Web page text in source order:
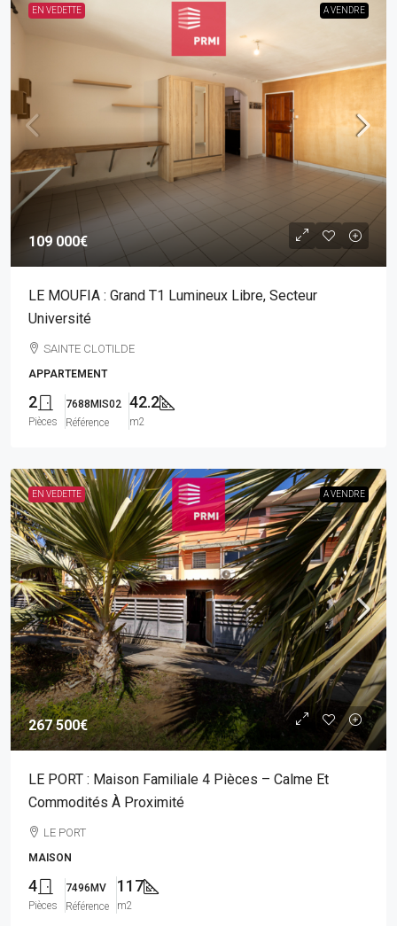
EN VEDETTE A VENDRE
109 000€
LE MOUFIA : Grand T1 Lumineux Libre, Secteur
Université
SAINTE CLOTILDE
APPARTEMENT
2
Pièces
7688MIS02
Référence
42.2
m2
EN VEDETTE A VENDRE
267 500€
LE PORT : Maison Familiale 4 Pièces – Calme Et
Commodités À Proximité
LE PORT
MAISON
4
Pièces
7496MV
Référence
117
m2